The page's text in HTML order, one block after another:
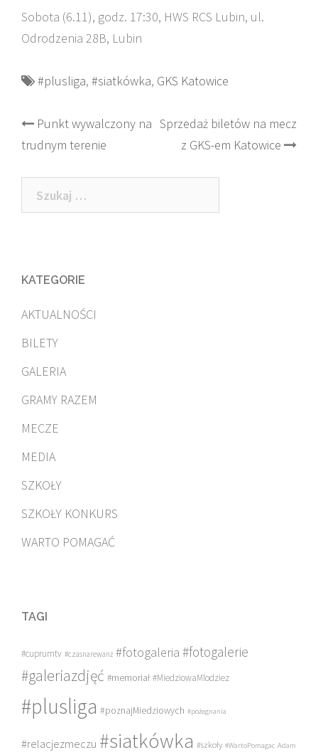
Sobota (6.11), godz. 17:30, HWS RCS Lubin, ul.
Odrodzenia 28B, Lubin
#plusliga, #siatkówka, GKS Katowice
Post
navigation
Punkt wywalczony na
trudnym terenie
Sprzedaż biletów na mecz
z GKS-em Katowice
Szukaj:
KATEGORIE
AKTUALNOŚCI
BILETY
GALERIA
GRAMY RAZEM
MECZE
MEDIA
SZKOŁY
SZKOŁY KONKURS
WARTO POMAGAĆ
TAGI
#cuprumtv #czasnarewanż #fotogaleria #fotogalerie
#galeriazdjęć #memoriał #MiedziowaMlodziez
#plusliga #poznajMiedziowych #pożegnania
#relacjezmeczu #siatkówka #szkoły #WartoPomagac Adam